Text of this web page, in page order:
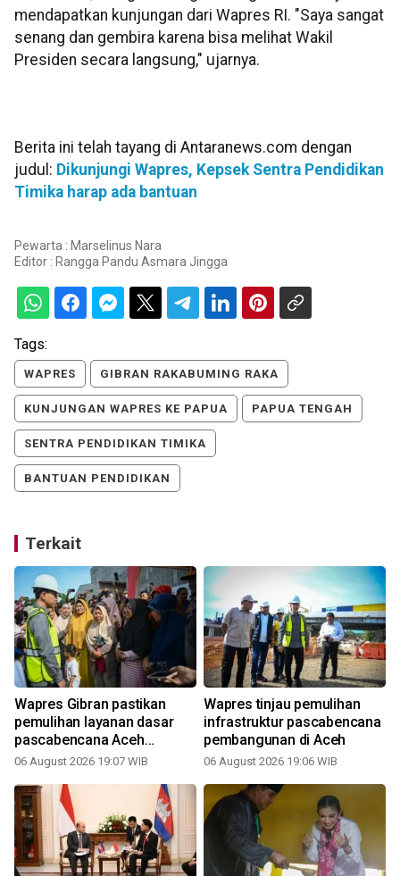
mendapatkan kunjungan dari Wapres RI. "Saya sangat
senang dan gembira karena bisa melihat Wakil
Presiden secara langsung," ujarnya.
Berita ini telah tayang di Antaranews.com dengan
judul: Dikunjungi Wapres, Kepsek Sentra Pendidikan
Timika harap ada bantuan
Pewarta : Marselinus Nara
Editor : Rangga Pandu Asmara Jingga
Tags:
WAPRES GIBRAN RAKABUMING RAKA
KUNJUNGAN WAPRES KE PAPUA PAPUA TENGAH
SENTRA PENDIDIKAN TIMIKA
BANTUAN PENDIDIKAN
Terkait
Wapres Gibran pastikan
pemulihan layanan dasar
pascabencana Aceh
dipercepat
06 August 2026 19:07 WIB
Wapres tinjau pemulihan
infrastruktur pascabencana
pembangunan di Aceh
06 August 2026 19:06 WIB